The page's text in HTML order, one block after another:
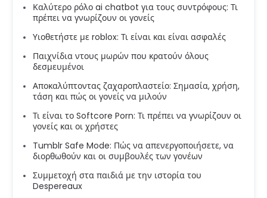
Καλύτερο ρόλο ai chatbot για τους συντρόφους: Τι
πρέπει να γνωρίζουν οι γονείς
Υιοθετήστε με roblox: Τι είναι και είναι ασφαλές
Παιχνίδια ντους μωρών που κρατούν όλους
δεσμευμένοι
Αποκαλύπτοντας ζαχαροπλαστείο: Σημασία, χρήση,
τάση και πώς οι γονείς να μιλούν
Τι είναι το Softcore Porn: Τι πρέπει να γνωρίζουν οι
γονείς και οι χρήστες
Tumblr Safe Mode: Πώς να απενεργοποιήσετε, να
διορθωθούν και οι συμβουλές των γονέων
Συμμετοχή στα παιδιά με την ιστορία του
Despereaux